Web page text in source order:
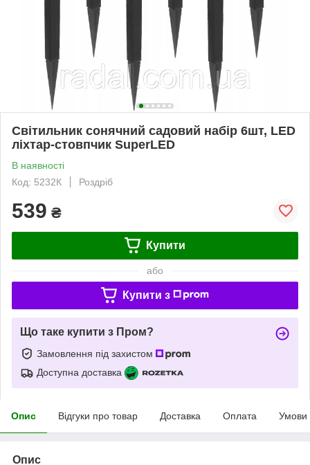
Світильник сонячний садовий набір 6шт, LED
ліхтар-стовпчик SuperLED
В наявності
Код: 5232К
Роздріб
539 ₴
Купити
або
Купити з
Що таке купити з Пром?
Замовлення під захистом
Доступна доставка
Опис Відгуки про товар Доставка Оплата Умови
Опис